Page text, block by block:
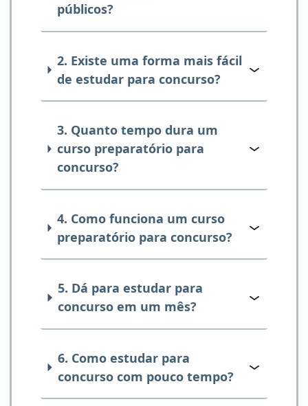
públicos?
2. Existe uma forma mais fácil
de estudar para concurso?
3. Quanto tempo dura um
curso preparatório para
concurso?
4. Como funciona um curso
preparatório para concurso?
5. Dá para estudar para
concurso em um mês?
6. Como estudar para
concurso com pouco tempo?